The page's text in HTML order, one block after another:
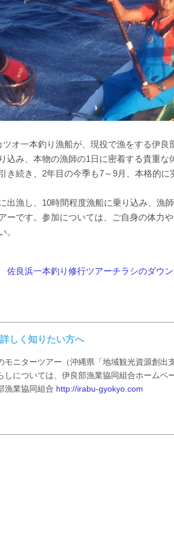
ツオ一本釣り漁船が、現役で漁をする伊
込み、本物の漁師の1日に密着する貴重な
き続き、2年目の今季も7～9月、本格的に
出漁し、10時間程度漁船に乗り込み、漁
ーです。参加については、ご自身の体力
。
佐良浜一本釣り修行ツアーチラシのダウ
しく知りたい方へ
モニターツアー（沖縄県「地域観光資源創出
しについては、伊良部漁業協同組合ホームペ
漁業協同組合 http://irabu-gyokyo.com